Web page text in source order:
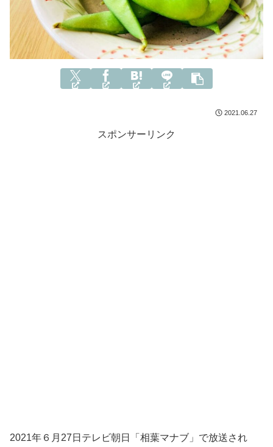
2021.06.27
スポンサーリンク
2021年６月27日テレビ朝日「相葉マナブ」で放送され